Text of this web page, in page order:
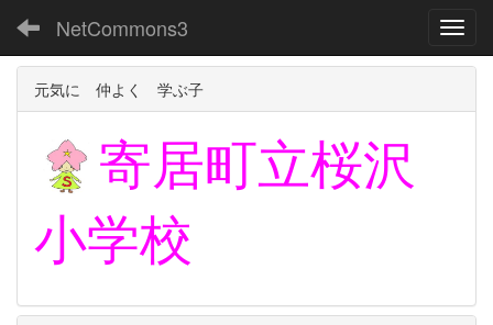
NetCommons3
元気に 仲よく 学ぶ子
寄居町立桜沢
小学校